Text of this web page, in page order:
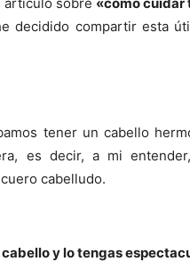
decidido compartir esta
tener un cabello
es decir, a mi
cabelludo.
y lo tengas